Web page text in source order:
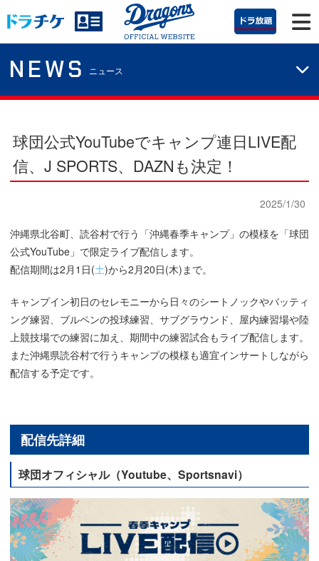
NEWS ニュース
球団公式YouTubeでキャンプ連日LIVE配
信、J SPORTS、DAZNも決定！
2025/1/30
沖縄県北谷町、読谷村で行う「沖縄春季キャンプ」の模様を「球団
公式YouTube」で限定ライブ配信します。
配信期間は2月1日(土)から2月20日(木)まで。
キャンプイン初日のセレモニーから日々のシートノックやバッティ
ング練習、ブルペンの投球練習、サブグラウンド、屋内練習場や陸
上競技場での練習に加え、期間中の練習試合もライブ配信します。
また沖縄県読谷村で行うキャンプの模様も適宜インサートしながら
配信する予定です。
配信先詳細
球団オフィシャル（Youtube、Sportsnavi）